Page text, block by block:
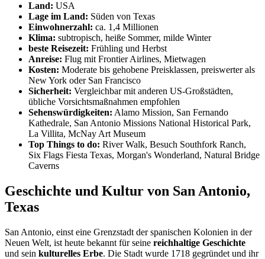
Land: USA
Lage im Land: Süden von Texas
Einwohnerzahl: ca. 1,4 Millionen
Klima: subtropisch, heiße Sommer, milde Winter
beste Reisezeit: Frühling und Herbst
Anreise: Flug mit Frontier Airlines, Mietwagen
Kosten: Moderate bis gehobene Preisklassen, preiswerter als
New York oder San Francisco
Sicherheit: Vergleichbar mit anderen US-Großstädten,
übliche Vorsichtsmaßnahmen empfohlen
Sehenswürdigkeiten: Alamo Mission, San Fernando
Kathedrale, San Antonio Missions National Historical Park,
La Villita, McNay Art Museum
Top Things to do: River Walk, Besuch Southfork Ranch,
Six Flags Fiesta Texas, Morgan's Wonderland, Natural Bridge
Caverns
Geschichte und Kultur von San Antonio,
Texas
San Antonio, einst eine Grenzstadt der spanischen Kolonien in der
Neuen Welt, ist heute bekannt für seine reichhaltige Geschichte
und sein kulturelles Erbe. Die Stadt wurde 1718 gegründet und ihr